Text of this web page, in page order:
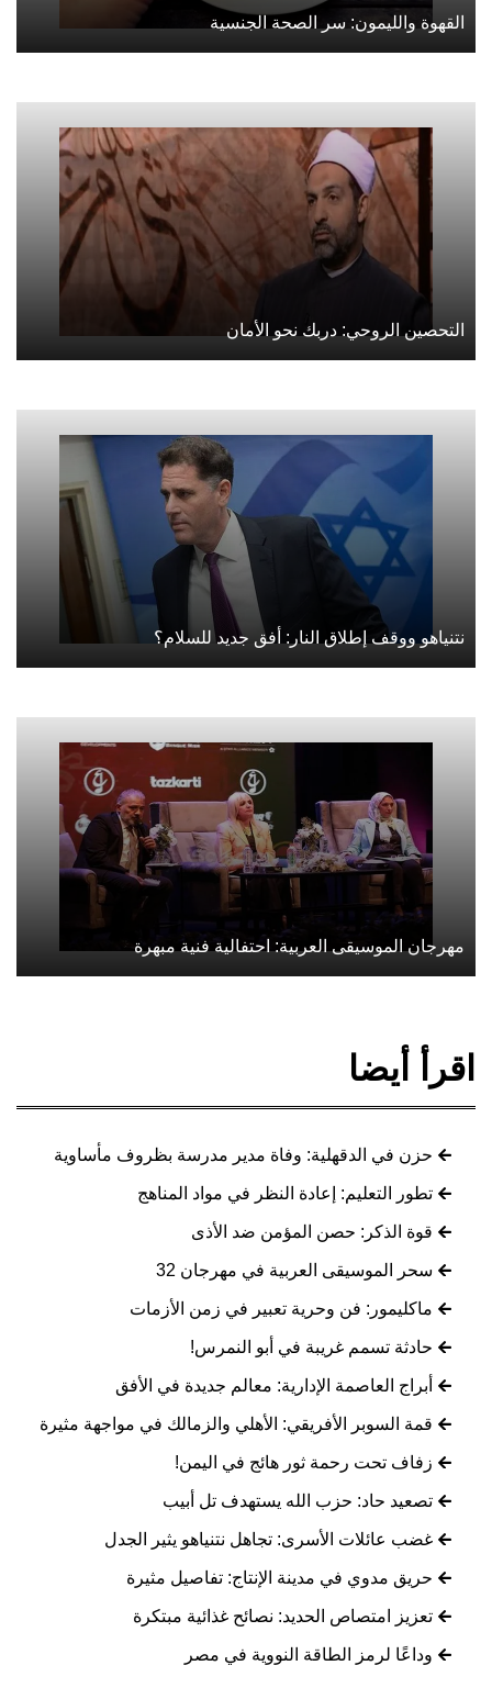
القهوة والليمون: سر الصحة الجنسية
التحصين الروحي: دربك نحو الأمان
نتنياهو ووقف إطلاق النار: أفق جديد للسلام؟
مهرجان الموسيقى العربية: احتفالية فنية مبهرة
اقرأ أيضا
حزن في الدقهلية: وفاة مدير مدرسة بظروف مأساوية
تطور التعليم: إعادة النظر في مواد المناهج
قوة الذكر: حصن المؤمن ضد الأذى
سحر الموسيقى العربية في مهرجان 32
ماكليمور: فن وحرية تعبير في زمن الأزمات
حادثة تسمم غريبة في أبو النمرس!
أبراج العاصمة الإدارية: معالم جديدة في الأفق
قمة السوبر الأفريقي: الأهلي والزمالك في مواجهة مثيرة
زفاف تحت رحمة ثور هائج في اليمن!
تصعيد حاد: حزب الله يستهدف تل أبيب
غضب عائلات الأسرى: تجاهل نتنياهو يثير الجدل
حريق مدوي في مدينة الإنتاج: تفاصيل مثيرة
تعزيز امتصاص الحديد: نصائح غذائية مبتكرة
وداعًا لرمز الطاقة النووية في مصر